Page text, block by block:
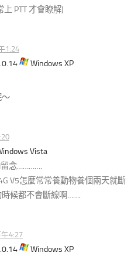
PTT 才會瞭解)
1:24
Windows XP
～
Vista
留念………….
V5怎麼常常養動物養個兩天就斷
候都不會斷線啊…….
4:27
Windows XP